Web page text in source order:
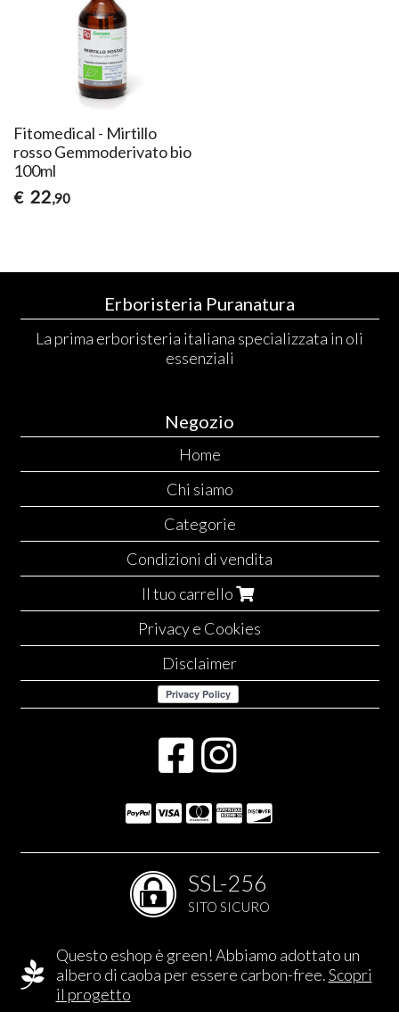
Fitomedical - Mirtillo
rosso Gemmoderivato bio
100ml
€ 22,90
Erboristeria Puranatura
La prima erboristeria italiana specializzata in oli
essenziali
Negozio
Home
Chi siamo
Categorie
Condizioni di vendita
Il tuo carrello
Privacy e Cookies
Disclaimer
SSL-256
SITO SICURO
Questo eshop è green! Abbiamo adottato un
albero di caoba per essere carbon-free.Scopri
il progetto